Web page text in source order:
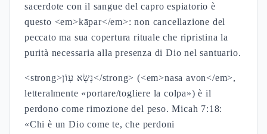
sacerdote con il sangue del capro espiatorio è
questo <em>kāpar</em>: non cancellazione del
peccato ma sua copertura rituale che ripristina la
purità necessaria alla presenza di Dio nel santuario.
<strong>נָשָׂא עָוֹן</strong> (<em>nasa avon</em>,
letteralmente «portare/togliere la colpa») è il
perdono come rimozione del peso. Micah 7:18:
«Chi è un Dio come te, che perdoni